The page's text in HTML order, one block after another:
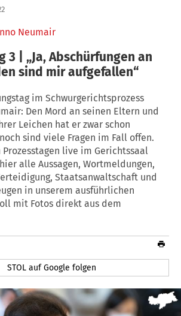
Neumair
3 | „Ja, Abschürfungen an
sind mir aufgefallen“
im Schwurgerichtsprozess
Den Mord an seinen Eltern und
Leichen hat er zwar schon
sind viele Fragen im Fall offen.
Prozesstagen live im Gerichtssaal
alle Aussagen, Wortmeldungen,
Staatsanwaltschaft und
in unserem ausführlichen
mit Fotos direkt aus dem
STOL auf Google folgen